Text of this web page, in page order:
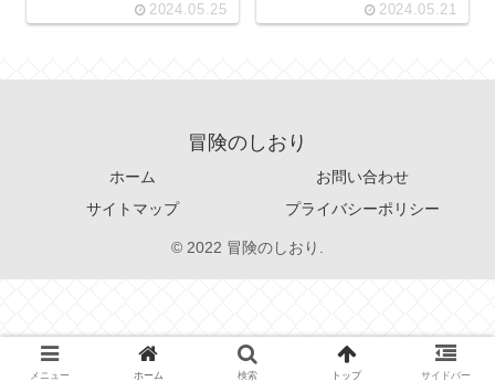
2024.05.25 2024.05.21
冒険のしおり
ホーム
お問い合わせ
サイトマップ
プライバシーポリシー
© 2022 冒険のしおり.
メニュー ホーム 検索 トップ サイドバー